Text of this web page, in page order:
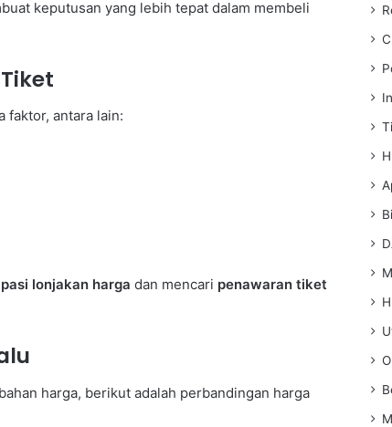
keputusan yang lebih tepat dalam membeli
faktor, antara lain:
lonjakan harga dan mencari penawaran tiket
harga, berikut adalah perbandingan harga